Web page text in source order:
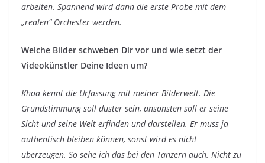
arbeiten. Spannend wird dann die erste Probe mit dem
„realen“ Orchester werden.
Welche Bilder schweben Dir vor und wie setzt der
Videokünstler Deine Ideen um?
Khoa kennt die Urfassung mit meiner Bilderwelt. Die
Grundstimmung soll düster sein, ansonsten soll er seine
Sicht und seine Welt erfinden und darstellen. Er muss ja
authentisch bleiben können, sonst wird es nicht
überzeugen. So sehe ich das bei den Tänzern auch. Nicht zu